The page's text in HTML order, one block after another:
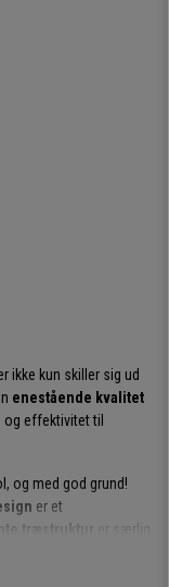
ikke kun skiller sig ud
enestående kvalitet
og effektivitet til
og med god grund!
er et
træstruktur
er særlig